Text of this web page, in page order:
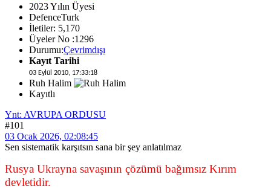
2023 Yılın Üyesi
DefenceTurk
İletiler: 5,170
Üyeler No :1296
Durumu:Çevrimdışı
Kayıt Tarihi
03 Eylül 2010, 17:33:18
Ruh Halim
Kayıtlı
Ynt: AVRUPA ORDUSU
#101
03 Ocak 2026, 02:08:45
Sen sistematik karşıtsın sana bir şey anlatılmaz
Rusya Ukrayna savaşının çözümü bağımsız Kırım
devletidir.